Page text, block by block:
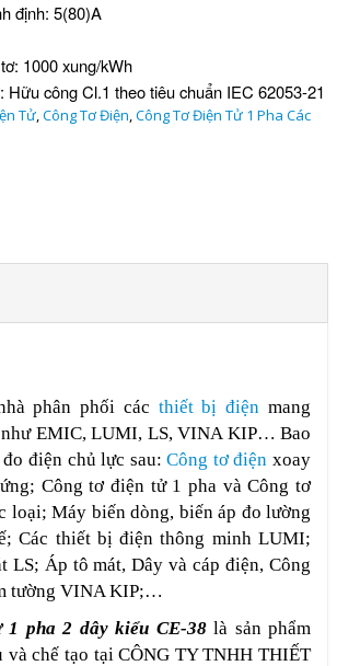
định: 5(80)A
1000 xung/kWh
Hữu công Cl.1 theo tiêu chuẩn IEC 62053-21
Tử,Công Tơ Điện,Công Tơ Điện Tử 1 Pha Các
phân phối các thiết bị điện mang
EMIC, LUMI, LS, VINA KIP… Bao
điện chủ lực sau:Công tơ điện xoay
Công tơ điện tử 1 pha và Công tơ
loại; Máy biến dòng, biến áp đo lường
Các thiết bị điện thông minh LUMI;
LS; Áp tô mát, Dây và cáp điện, Công
tường VINA KIP;…
1 pha 2 dây kiểu CE-38là sản phẩm
và chế tạo tại CÔNG TY TNHH THIẾT